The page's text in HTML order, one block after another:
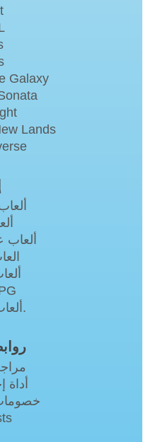
Galaxy
Lands
ألعاب
ألعاب الأندرويد.
أداة